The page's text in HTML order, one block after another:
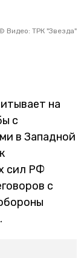
Видео: ТРК "Звезда"
на
с
в Западной
сил РФ
с